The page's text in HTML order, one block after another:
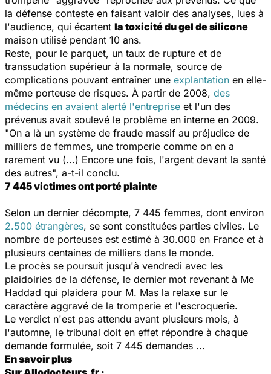
la défense conteste en faisant valoir des analyses, lues à
l'audience, qui écartent la toxicité du gel de silicone
maison utilisé pendant 10 ans.
Reste, pour le parquet, un taux de rupture et de
transsudation supérieur à la normale, source de
complications pouvant entraîner une explantation en elle-
même porteuse de risques. À partir de 2008, des
médecins en avaient alerté l'entreprise et l'un des
prévenus avait soulevé le problème en interne en 2009.
"On a là un système de fraude massif au préjudice de
milliers de femmes, une tromperie comme on en a
rarement vu (...) Encore une fois, l'argent devant la santé
des autres", a-t-il conclu.
7 445 victimes ont porté plainte
Selon un dernier décompte, 7 445 femmes, dont environ
2.500 étrangères, se sont constituées parties civiles. Le
nombre de porteuses est estimé à 30.000 en France et à
plusieurs centaines de milliers dans le monde.
Le procès se poursuit jusqu'à vendredi avec les
plaidoiries de la défense, le dernier mot revenant à Me
Haddad qui plaidera pour M. Mas la relaxe sur le
caractère aggravé de la tromperie et l'escroquerie.
Le verdict n'est pas attendu avant plusieurs mois, à
l'automne, le tribunal doit en effet répondre à chaque
demande formulée, soit 7 445 demandes ...
En savoir plus